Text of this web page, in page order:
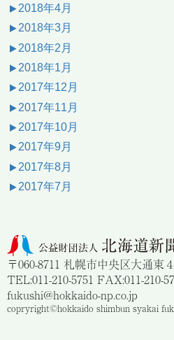
2018年4月
2018年3月
2018年2月
2018年1月
2017年12月
2017年11月
2017年10月
2017年9月
2017年8月
2017年7月
〒060-8711 札幌市中央区大通東
TEL:011-210-5751 FAX:011-210-
fukushi@hokkaido-np.co.jp
copryright©hokkaido shimbun syakai